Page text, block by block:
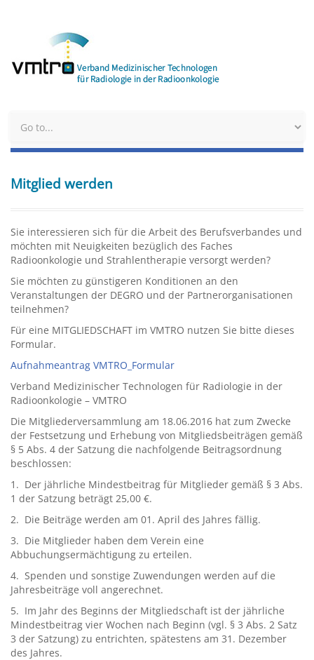
Mitglied werden
Sie interessieren sich für die Arbeit des Berufsverbandes und
möchten mit Neuigkeiten bezüglich des Faches
Radioonkologie und Strahlentherapie versorgt werden?
Sie möchten zu günstigeren Konditionen an den
Veranstaltungen der DEGRO und der Partnerorganisationen
teilnehmen?
Für eine MITGLIEDSCHAFT im VMTRO nutzen Sie bitte dieses
Formular.
Aufnahmeantrag VMTRO_Formular
Verband Medizinischer Technologen für Radiologie in der
Radioonkologie – VMTRO
Die Mitgliederversammlung am 18.06.2016 hat zum Zwecke
der Festsetzung und Erhebung von Mitgliedsbeiträgen gemäß
§ 5 Abs. 4 der Satzung die nachfolgende Beitragsordnung
beschlossen:
1. Der jährliche Mindestbeitrag für Mitglieder gemäß § 3 Abs.
1 der Satzung beträgt 25,00 €.
2. Die Beiträge werden am 01. April des Jahres fällig.
3. Die Mitglieder haben dem Verein eine
Abbuchungsermächtigung zu erteilen.
4. Spenden und sonstige Zuwendungen werden auf die
Jahresbeiträge voll angerechnet.
5. Im Jahr des Beginns der Mitgliedschaft ist der jährliche
Mindestbeitrag vier Wochen nach Beginn (vgl. § 3 Abs. 2 Satz
3 der Satzung) zu entrichten, spätestens am 31. Dezember
des Jahres.